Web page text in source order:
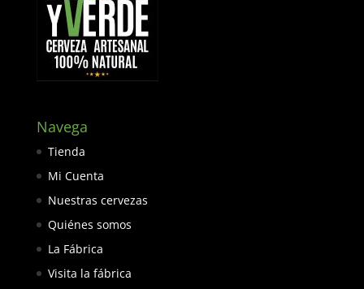
Navega
Tienda
Mi Cuenta
Nuestras cervezas
Quiénes somos
La Fábrica
Visita la fábrica